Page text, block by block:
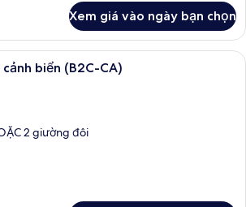
Xem giá vào ngày bạn chọn
Minibar, két bảo mật tại phòng, khu
biển (B2C-CA)
2 giường đôi